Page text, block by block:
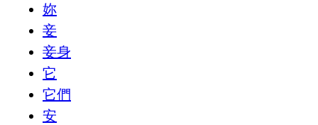
妳
妾
妾身
它
它們
安